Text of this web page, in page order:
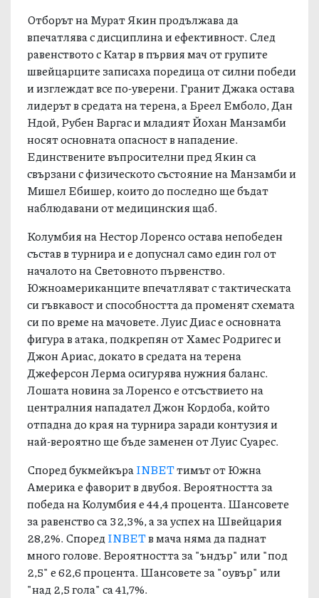
Отборът на Мурат Якин продължава да
впечатлява с дисциплина и ефективност. След
равенството с Катар в първия мач от групите
швейцарците записаха поредица от силни победи
и изглеждат все по-уверени. Гранит Джака остава
лидерът в средата на терена, а Бреел Емболо, Дан
Ндой, Рубен Варгас и младият Йохан Манзамби
носят основната опасност в нападение.
Единствените въпросителни пред Якин са
свързани с физическото състояние на Манзамби и
Мишел Ебишер, които до последно ще бъдат
наблюдавани от медицинския щаб.
Колумбия на Нестор Лоренсо остава непобеден
състав в турнира и е допуснал само един гол от
началото на Световното първенство.
Южноамериканците впечатляват с тактическата
си гъвкавост и способността да променят схемата
си по време на мачовете. Луис Диас е основната
фигура в атака, подкрепян от Хамес Родригес и
Джон Ариас, докато в средата на терена
Джеферсон Лерма осигурява нужния баланс.
Лошата новина за Лоренсо е отсъствието на
централния нападател Джон Кордоба, който
отпадна до края на турнира заради контузия и
най-вероятно ще бъде заменен от Луис Суарес.
Според букмейкъраINBETтимът от Южна
Америка е фаворит в двубоя. Вероятността за
победа на Колумбия е 44,4 процента. Шансовете
за равенство са 32,3%, а за успех на Швейцария
28,2%. СпоредINBETв мача няма да паднат
много голове. Вероятността за "ъндър" или "под
2,5" е 62,6 процента. Шансовете за "оувър" или
"над 2,5 гола" са 41,7%.